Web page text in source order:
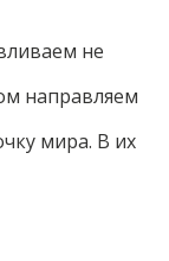
не
направляем
мира. В их